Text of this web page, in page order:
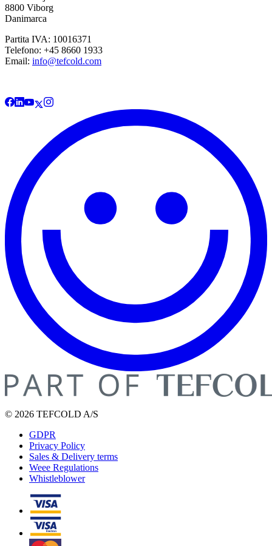
8800 Viborg
Danimarca
Partita IVA: 10016371
Telefono: +45 8660 1933
Email: info@tefcold.com
© 2026 TEFCOLD A/S
GDPR
Privacy Policy
Sales & Delivery terms
Weee Regulations
Whistleblower